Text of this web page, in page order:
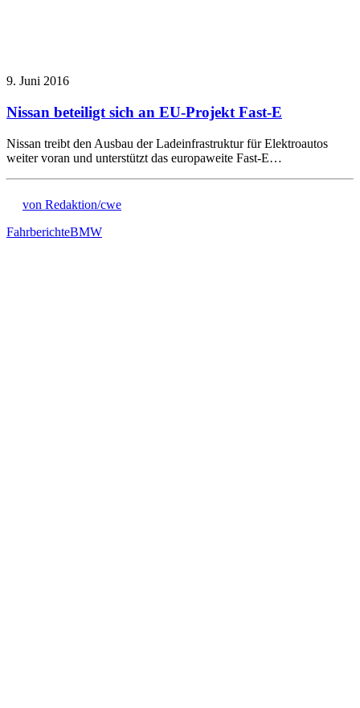
9. Juni 2016
Nissan beteiligt sich an EU-Projekt Fast-E
Nissan treibt den Ausbau der Ladeinfrastruktur für Elektroautos
weiter voran und unterstützt das europaweite Fast-E…
von Redaktion/cwe
FahrberichteBMW